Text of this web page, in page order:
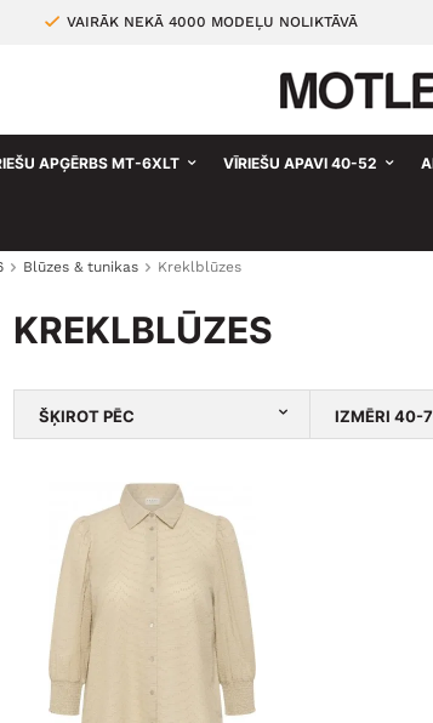
VAIRĀK NEKĀ 4000 MODEĻU NOLIKTĀVĀ
APĢĒRBS MT-6XLT VĪRIEŠU APAVI 40-52
Blūzes & tunikas Kreklblūzes
KREKLBLŪZES
ŠĶIROT PĒC IZMĒRI 40-